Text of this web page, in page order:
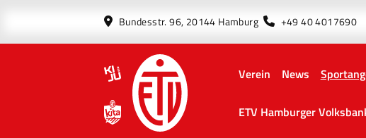
Bundesstr. 96, 20144 Hamburg +49 40 4017690
Verein News
ETV Hamburger